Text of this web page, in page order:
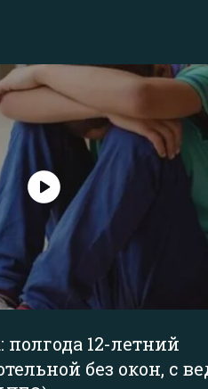
12-летний
без окон, с